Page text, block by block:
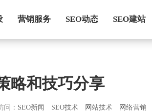
营销服务 SEO动态 SEO建站
略和技巧分享
问： SEO新闻 SEO技术 网站技术 网络营销